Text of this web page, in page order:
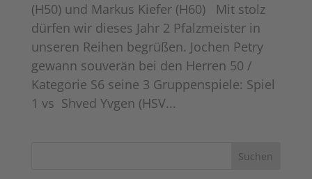
(H50) und Markus Kiefer (H60) Mit stolz
dürfen wir dieses Jahr 2 Pfalzmeister in
unseren Reihen begrüßen. Jochen Petry
gewann souverän bei den Herren 50 /
Kategorie S6 seine 3 Gruppenspiele: Spiel
1 vs Shved Yvgen (HSV...